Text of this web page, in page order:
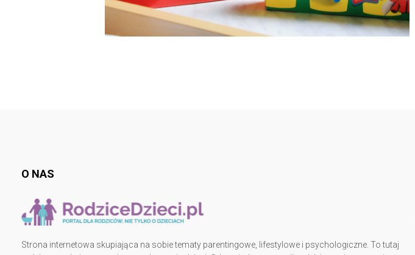
O NAS
Strona internetowa skupiająca na sobie tematy parentingowe, lifestylowe i psychologiczne. To tutaj